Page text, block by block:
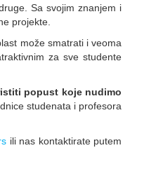
Sa svojim znanjem i
projekte.
može smatrati i veoma
za sve studente
popust koje nudimo
studenata i profesora
ili nas kontaktirate putem